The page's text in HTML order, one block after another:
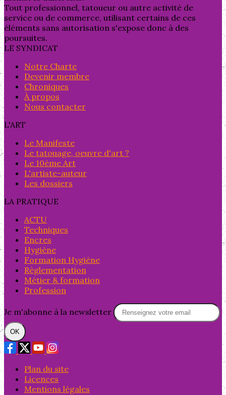
Tout professionnel, tatoueur ou autre activité de
service ou de commerce, utilisant certains de ces
éléments sans autorisation s'expose donc à des
poursuites.
LE SYNDICAT
Notre Charte
Devenir membre
Chroniques
À propos
Nous contacter
L'ART
Le Manifeste
Le tatouage, oeuvre d'art ?
Le 10ème Art
L'artiste-auteur
Les dossiers
LA PRATIQUE
ACTU
Techniques
Encres
Hygiène
Formation Hygiène
Règlementation
Métier & formation
Profession
Je m'abonne à la newsletter
OK
Plan du site
Licences
Mentions légales